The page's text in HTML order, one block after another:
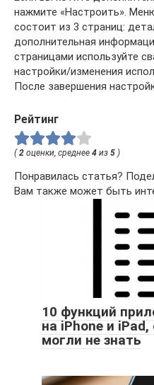
нажмите «Настроить».
состоит из 3 страниц:
дополнительная
страницами используйте
настройки/изменения
После завершения
Рейтинг
( 2 оценки, среднее 4 из 5 )
Понравилась статья?
Вам также может быть
10 функций
на iPhone и
могли не знать